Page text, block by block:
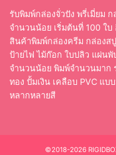
รับพิมพ์กล่องจั่วปัง พรี่เมี่ยม
จำนวนน้อย เริ่มต้นที่ 100 ใ
สินค้าพิมพ์กล่องครีม กล่องส
ป้ายไฟ ไม้ก๊อก ใบปลิว แผ่นพั
จำนวนน้อย พิมพ์จำนวนมาก
ทอง ปั้มเงิน เคลือบ PVC แ
หลากหลายสี
©2018-2026